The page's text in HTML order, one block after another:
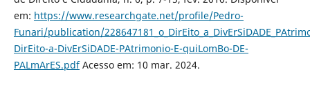
em: https://www.researchgate.net/profile/Pedro-
Funari/publication/
DirEito-a-DivErSiDADE-PAtrimonio-E-quiLomBo-DE-
PALmArES.pdfAcesso em: 10 mar. 2024.